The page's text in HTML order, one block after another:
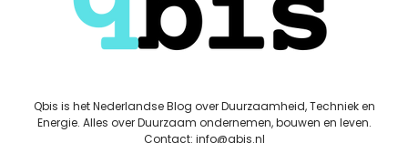
Qbis is het Nederlandse Blog over Duurzaamheid, Techniek en
Energie. Alles over Duurzaam ondernemen, bouwen en leven.
Contact: info@qbis.nl